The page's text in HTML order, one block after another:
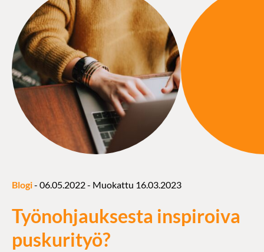
Blogi- 06.05.2022- Muokattu 16.03.2023
Työnohjauksesta inspiroiva
puskurityö?